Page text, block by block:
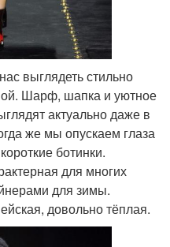
выглядеть стильно
Шарф, шапка и уютное
актуально даже в
же мы опускаем глаза
ботинки.
для многих
для зимы.
довольно тёплая.